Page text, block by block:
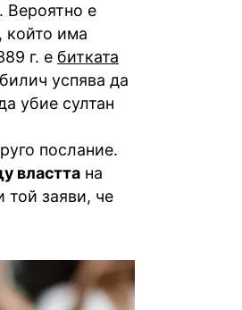
Вероятно е
който има
г. е битката
успява да
убие султан
послание.
властта на
той заяви, че